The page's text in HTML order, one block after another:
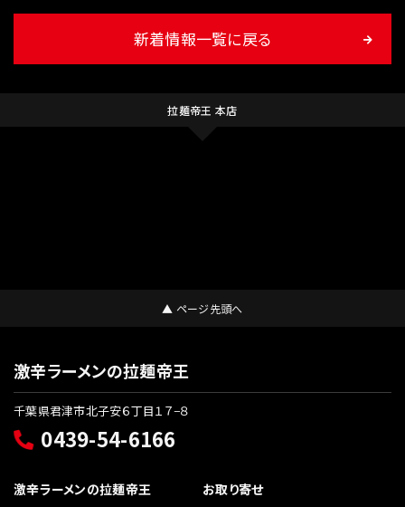
新着情報一覧に戻る
拉麺帝王 本店
▲ ページ先頭へ
激辛ラーメンの拉麺帝王
千葉県君津市北子安６丁目１７−８
0439-54-6166
激辛ラーメンの拉麺帝王 お取り寄せ